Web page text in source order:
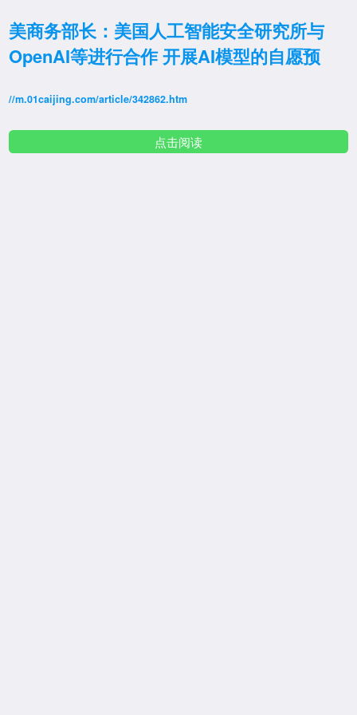
美商务部长：美国人工智能安全研究所与
OpenAI等进行合作 开展AI模型的自愿预
//m.01caijing.com/article/342862.htm
点击阅读